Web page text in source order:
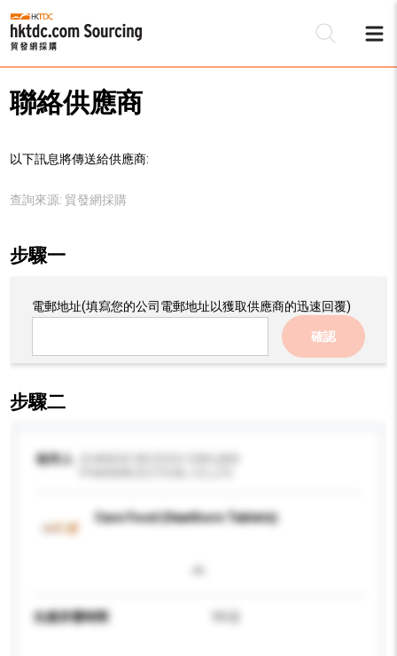
聯絡供應商
以下訊息將傳送給供應商:
查詢來源: 貿發網採購
步驟一
電郵地址(填寫您的公司電郵地址以獲取供應商的迅速回覆)
確認
步驟二
收件人
Care Food (Hawthorn Tablets)
生產所需時間